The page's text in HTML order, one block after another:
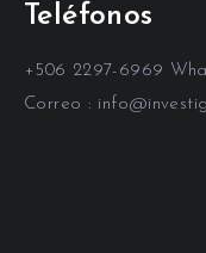
Teléfonos
+506 2297-6969
Correo :